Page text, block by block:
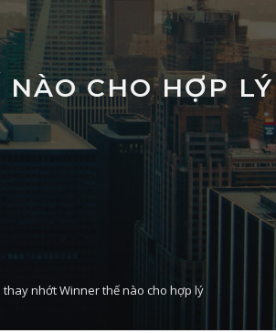
CHO HỢP LÝ
thay nhớt Winner thế nào cho hợp lý